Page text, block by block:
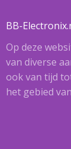
BB-
Op deze
van diverse
ook van tijd
het gebied